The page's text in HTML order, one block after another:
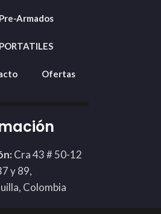
Pre-Armados
PORTATILES
Ofertas
Cra 43 # 50-12
y 89,
Colombia